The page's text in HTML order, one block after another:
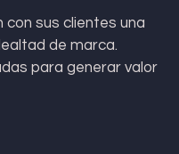
con sus clientes una
de marca.
para generar valor